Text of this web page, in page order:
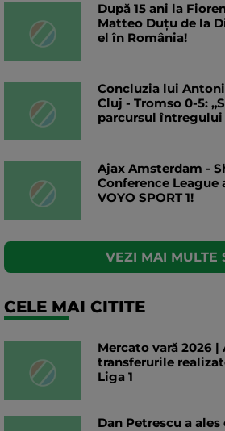
După 15 ani la
Matteo Duțu de la
el în România!
Concluzia lui
Cluj - Tromso 0-5:
parcursul întregului
Ajax Amsterdam -
Conference League
VOYO SPORT 1!
VEZI MAI MULTE
CELE MAI CITITE
Mercato vară 2026
transferurile
Liga 1
Dan Petrescu a